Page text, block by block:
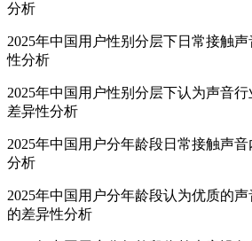
分析
2025年中国用户性别分层下日常接触
性分析
2025年中国用户性别分层下认为声音
差异性分析
2025年中国用户分年龄段日常接触声
分析
2025年中国用户分年龄段认为优质的
的差异性分析